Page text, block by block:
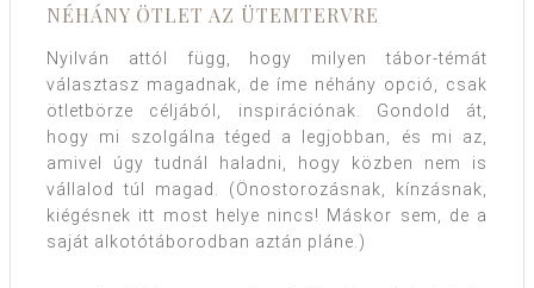
NÉHÁNY ÖTLET AZ ÜTEMTERVRE
Nyilván attól függ, hogy milyen tábor-témát
választasz magadnak, de íme néhány opció, csak
ötletbörze céljából, inspirációnak. Gondold át,
hogy mi szolgálna téged a legjobban, és mi az,
amivel úgy tudnál haladni, hogy közben nem is
vállalod túl magad. (Önostorozásnak, kínzásnak,
kiégésnek itt most helye nincs! Máskor sem, de a
saját alkotótáborodban aztán pláne.)